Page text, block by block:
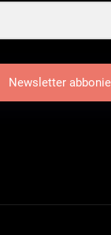
Newsletter